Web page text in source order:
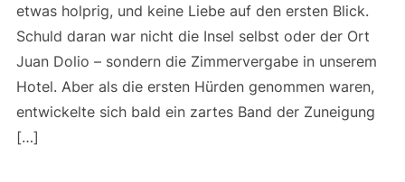
etwas holprig, und keine Liebe auf den ersten Blick.
Schuld daran war nicht die Insel selbst oder der Ort
Juan Dolio – sondern die Zimmervergabe in unserem
Hotel. Aber als die ersten Hürden genommen waren,
entwickelte sich bald ein zartes Band der Zuneigung
[…]